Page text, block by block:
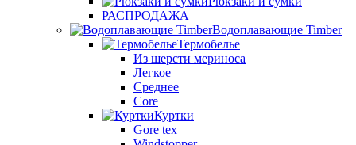
РАСПРОДАЖА
Водоплавающие Timber
Термобелье
Из шерсти мериноса
Легкое
Среднее
Core
Куртки
Gore tex